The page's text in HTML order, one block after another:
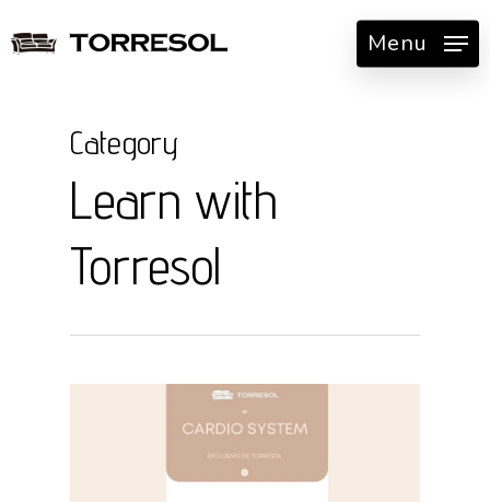
to
Menu
Category
Learn with
Torresol